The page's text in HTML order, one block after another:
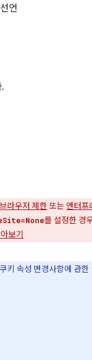
언
브라우저 제한 또는 엔터프
를 설정한 경
보기
쿠키 속성 변경사항에 관한